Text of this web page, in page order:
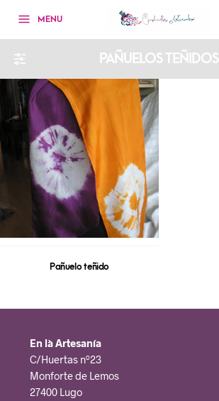
MENU
PAÑUELOS TEÑIDOS
Pañuelo teñido
En là Artesanía
C/Huertas nº23
Monforte de Lemos
27400 Lugo